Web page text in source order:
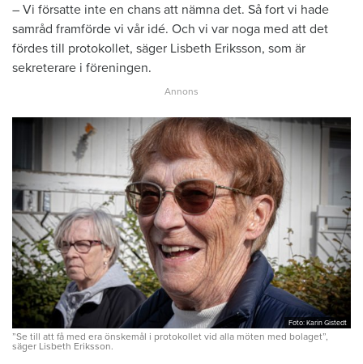
– Vi försatte inte en chans att nämna det. Så fort vi hade
samråd framförde vi vår idé. Och vi var noga med att det
fördes till protokollet, säger Lisbeth Eriksson, som är
sekreterare i föreningen.
Foto: Karin Gistedt
”Se till att få med era önskemål i protokollet vid alla möten med bolaget”,
säger Lisbeth Eriksson.